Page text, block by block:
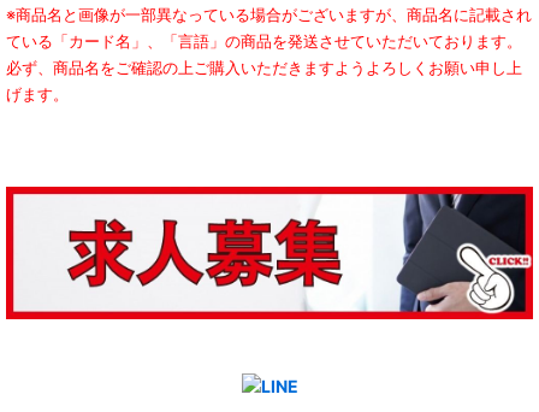
※商品名と画像が一部異なっている場合がございますが、商品名に記載され
ている「カード名」、「言語」の商品を発送させていただいております。
必ず、商品名をご確認の上ご購入いただきますようよろしくお願い申し上
げます。